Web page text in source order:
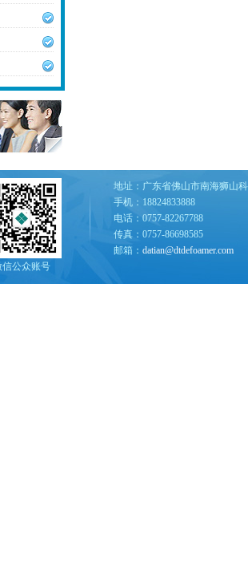
信公众账号
地址：广东省佛山市南海狮山
手机：18824833888
电话：0757-82267788
传真：0757-86698585
邮箱： datian@dtdefoamer.com